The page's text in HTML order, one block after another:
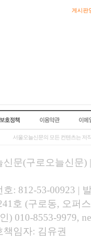
게시판
서울오늘신문의 모든 컨텐츠는 저
신문(구로오늘신문)
호: 812-53-00923 |
호 (구로동, 오퍼
) 010-8553-9979,
책임자: 김유권